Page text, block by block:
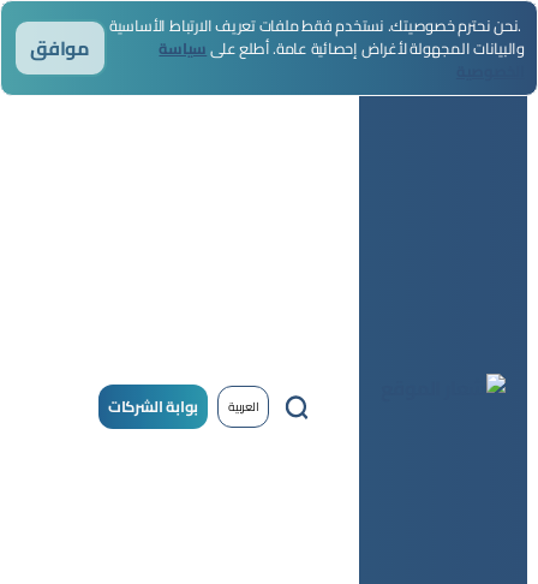
العربية بوابة الشركات
.نحن نحترم خصوصيتك. نستخدم فقط ملفات تعريف الارتباط الأساسية
والبيانات المجهولة لأغراض إحصائية عامة. أطلع علىسياسة موافق